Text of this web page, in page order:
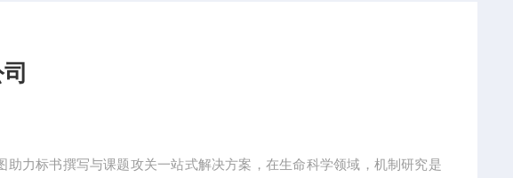
助力标书撰写与课题攻关一站式解决方案，在生命科学领域，机制研究是